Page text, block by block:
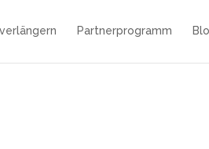
Partnerprogramm